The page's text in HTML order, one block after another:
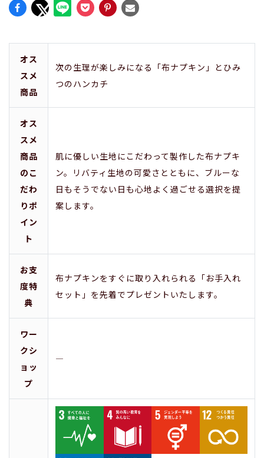
オス
スメ
商品
次の生理が楽しみになる「布ナプキン」とひみ
つのハンカチ
オス
スメ
商品
のこ
だわ
りポ
イン
ト
肌に優しい生地にこだわって製作した布ナプキ
ン。リバティ生地の可愛さとともに、ブルーな
日もそうでない日も心地よく過ごせる選択を提
案します。
お支
度特
典
布ナプキンをすぐに取り入れられる「お手入れ
セット」を先着でプレゼントいたします。
ワー
クシ
ョッ
プ
―